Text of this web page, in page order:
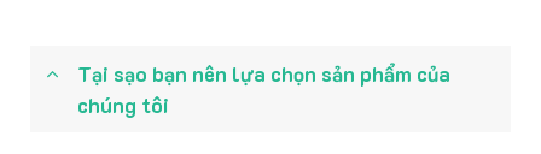
Tại sạo bạn nên lựa chọn sản phẩm của
chúng tôi